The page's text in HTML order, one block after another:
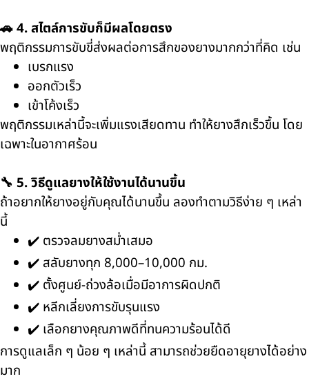
🚗 4. สไตล์การขับก็มีผลโดยตรง
พฤติกรรมการขับขี่ส่งผลต่อการสึกของยางมากกว่าที่คิด เช่น
เบรกแรง
ออกตัวเร็ว
เข้าโค้งเร็ว
พฤติกรรมเหล่านี้จะเพิ่มแรงเสียดทาน ทำให้ยางสึกเร็วขึ้น โดย
เฉพาะในอากาศร้อน
🔧 5. วิธีดูแลยางให้ใช้งานได้นานขึ้น
ถ้าอยากให้ยางอยู่กับคุณได้นานขึ้น ลองทำตามวิธีง่าย ๆ เหล่า
นี้
✔️ ตรวจลมยางสม่ำเสมอ
✔️ สลับยางทุก 8,000–10,000 กม.
✔️ ตั้งศูนย์-ถ่วงล้อเมื่อมีอาการผิดปกติ
✔️ หลีกเลี่ยงการขับรุนแรง
✔️ เลือกยางคุณภาพดีที่ทนความร้อนได้ดี
การดูแลเล็ก ๆ น้อย ๆ เหล่านี้ สามารถช่วยยืดอายุยางได้อย่าง
มาก